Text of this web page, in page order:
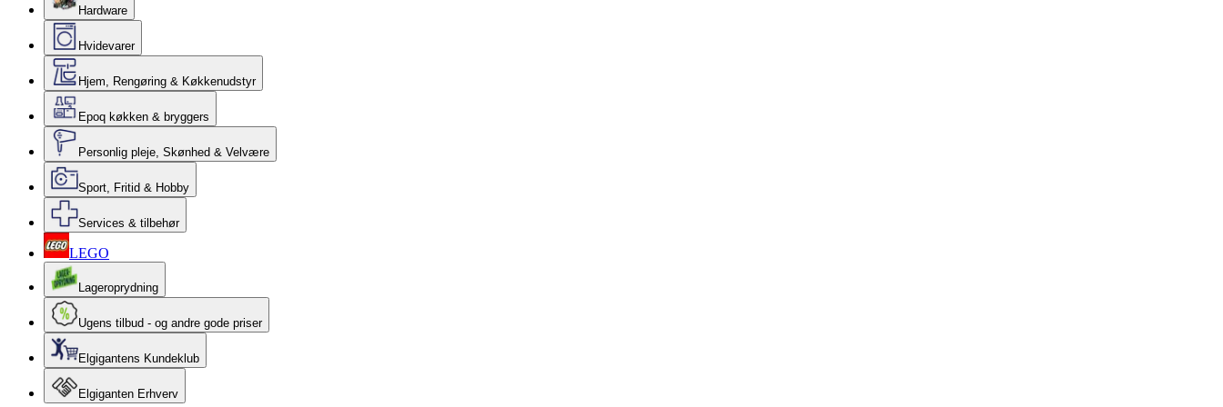
Hardware
Hvidevarer
Hjem, Rengøring & Køkkenudstyr
Epoq køkken & bryggers
Personlig pleje, Skønhed & Velvære
Sport, Fritid & Hobby
Services & tilbehør
LEGO
Lageroprydning
Ugens tilbud - og andre gode priser
Elgigantens Kundeklub
Elgiganten Erhverv